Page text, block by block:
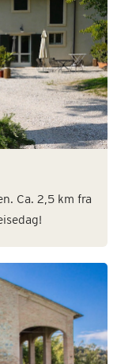
Ca. 2,5 km fra